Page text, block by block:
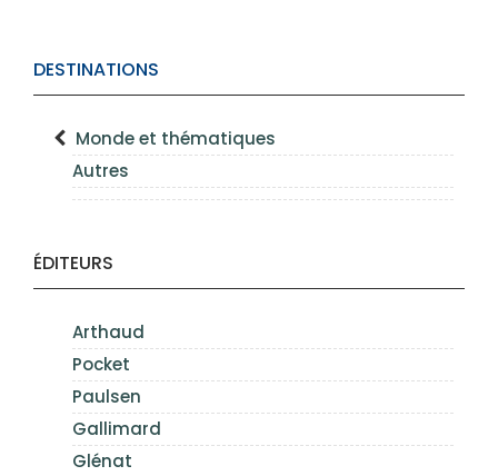
DESTINATIONS
Monde et thématiques
Autres
ÉDITEURS
Arthaud
Pocket
Paulsen
Gallimard
Glénat